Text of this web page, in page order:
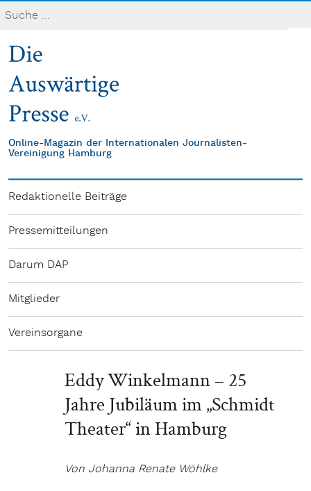
Online-Magazin der Internationalen Journalisten-
Vereinigung Hamburg
Redaktionelle Beiträge
Pressemitteilungen
Darum DAP
Mitglieder
Vereinsorgane
Eddy Winkelmann – 25
Jahre Jubiläum im „Schmidt
Theater“ in Hamburg
Von Johanna Renate Wöhlke